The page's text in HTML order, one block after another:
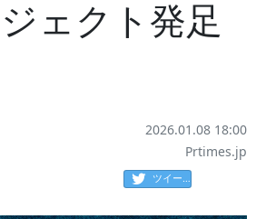
ェクト発足
2026.01.08 18:00
Prtimes.jp
ツイート